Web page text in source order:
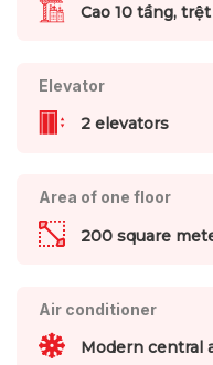
Cao 10 tầng,
Elevator
2 elevators
Area of one floor
200 square
Air conditioner
Modern central